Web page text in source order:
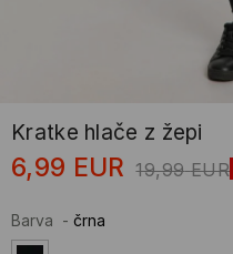
Kratke hlače z žepi
6,99 EUR 19,99 EUR
Barva - črna